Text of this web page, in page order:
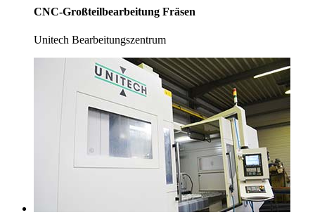
CNC-Großteilbearbeitung Fräsen
Unitech Bearbeitungszentrum